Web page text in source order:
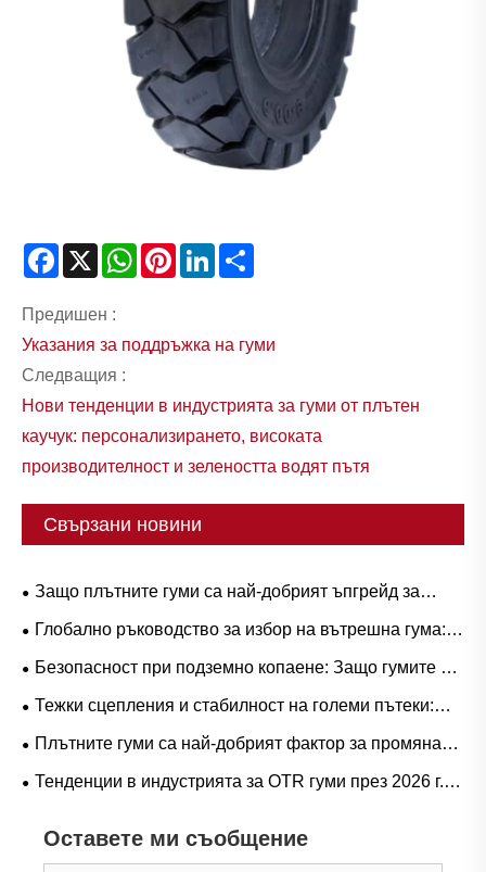
Facebook
X WhatsAppPinterestLinkedIn
Предишен :
Указания за поддръжка на гуми
Следващия :
Нови тенденции в индустрията за гуми от плътен
каучук: персонализирането, високата
производителност и зелеността водят пътя
Свързани новини
Защо плътните гуми са най-добрият ъпгрейд за
тежки работни процеси?
Глобално ръководство за избор на вътрешна гума:
Популярни размери и базирани на сценарии
Безопасност при подземно копаене: Защо гумите от
серия L-5S са от решаващо значение за елиминиране
Тежки сцепления и стабилност на големи пътеки:
Тенденции в търсенето на гумени гуми за ричтрак и
Плътните гуми са най-добрият фактор за промяна
на играта при тежки операции?
Тенденции в индустрията за OTR гуми през 2026 г.:
Оставете ми съобщение